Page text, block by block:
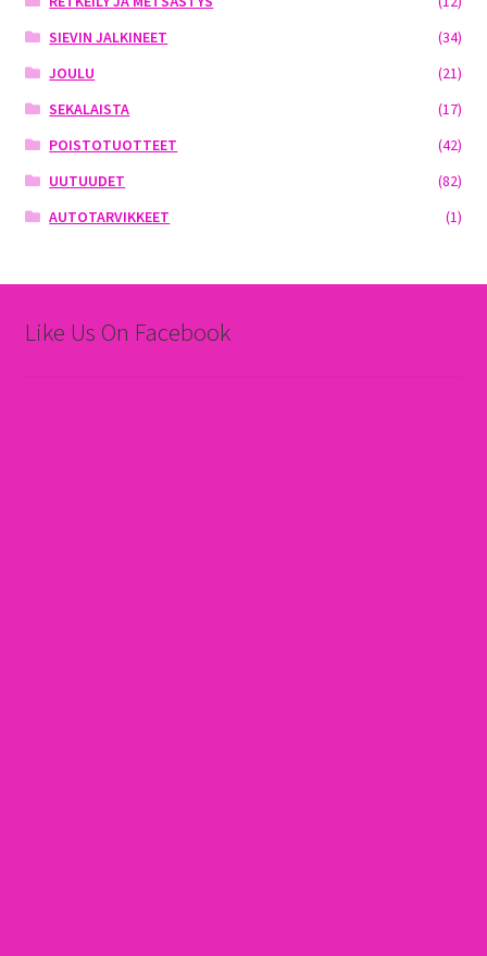
SIEVIN JALKINEET
(34)
JOULU
(21)
SEKALAISTA
(17)
POISTOTUOTTEET
(42)
UUTUUDET
(82)
AUTOTARVIKKEET
(1)
Like Us On Facebook